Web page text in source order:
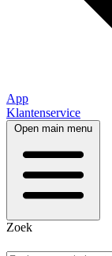
App
Klantenservice
Open main menu
Zoek